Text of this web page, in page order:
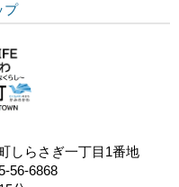
プ
しらさぎ一丁目1番地
56-6868